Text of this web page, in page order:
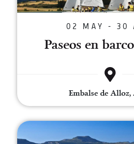
02 MAY - 30
Paseos en
Embalse de
Sup